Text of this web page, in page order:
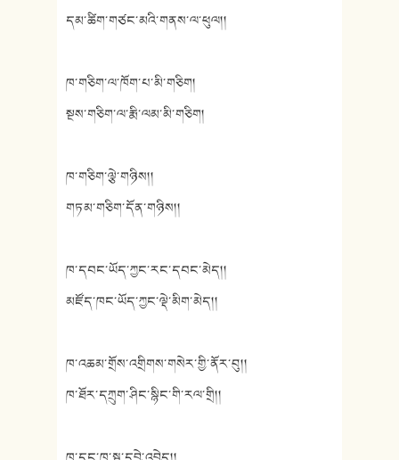
དམ་ཚིག་གཙང་མའི་གནས་ལ་ཕུལ།།
ཁ་གཅིག་ལ་ཁོག་པ་མི་གཅིག།
སྔས་གཅིག་ལ་རྨི་ལམ་མི་གཅིག།
ཁ་གཅིག་ལྕེ་གཉིས།།
གཏམ་གཅིག་དོན་གཉིས།།
ཁ་དབང་ཡོད་ཀྱང་རང་དབང་མེད།།
མཛོད་ཁང་ཡོད་ཀྱང་ལྡེ་མིག་མེད།།
ཁ་འཆམ་གྲོས་འགྲིགས་གསེར་གྱི་ནོར་བུ།།
ཁ་ཐོར་དཀྲུག་ཤིང་སྙིང་གི་རལ་གྲི།།